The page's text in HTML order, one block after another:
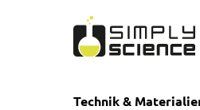
Technik &